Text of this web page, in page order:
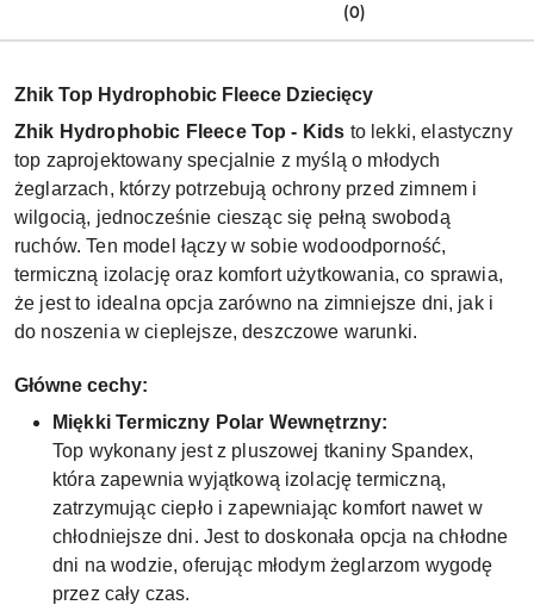
(0)
Zhik Top Hydrophobic Fleece Dziecięcy
Zhik Hydrophobic Fleece Top - Kids to lekki, elastyczny
top zaprojektowany specjalnie z myślą o młodych
żeglarzach, którzy potrzebują ochrony przed zimnem i
wilgocią, jednocześnie ciesząc się pełną swobodą
ruchów. Ten model łączy w sobie wodoodporność,
termiczną izolację oraz komfort użytkowania, co sprawia,
że jest to idealna opcja zarówno na zimniejsze dni, jak i
do noszenia w cieplejsze, deszczowe warunki.
Główne cechy:
Miękki Termiczny Polar Wewnętrzny:
Top wykonany jest z pluszowej tkaniny Spandex,
która zapewnia wyjątkową izolację termiczną,
zatrzymując ciepło i zapewniając komfort nawet w
chłodniejsze dni. Jest to doskonała opcja na chłodne
dni na wodzie, oferując młodym żeglarzom wygodę
przez cały czas.